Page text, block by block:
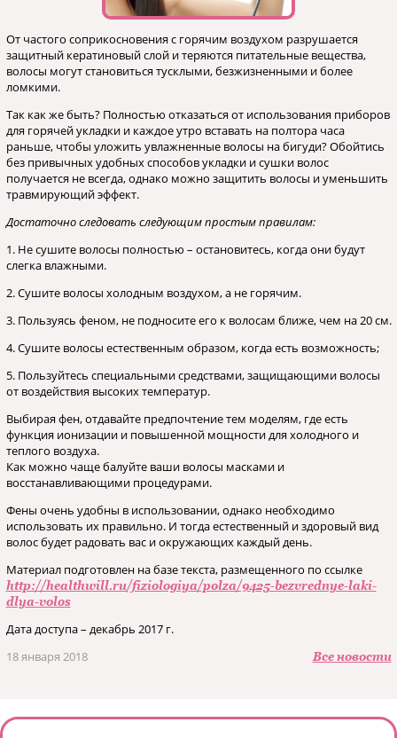
От частого соприкосновения с горячим воздухом разрушается
защитный кератиновый слой и теряются питательные вещества,
волосы могут становиться тусклыми, безжизненными и более
ломкими.
Так как же быть? Полностью отказаться от использования приборов
для горячей укладки и каждое утро вставать на полтора часа
раньше, чтобы уложить увлажненные волосы на бигуди? Обойтись
без привычных удобных способов укладки и сушки волос
получается не всегда, однако можно защитить волосы и уменьшить
травмирующий эффект.
Достаточно следовать следующим простым правилам:
1. Не сушите волосы полностью – остановитесь, когда они будут
слегка влажными.
2. Сушите волосы холодным воздухом, а не горячим.
3. Пользуясь феном, не подносите его к волосам ближе, чем на 20 см.
4. Сушите волосы естественным образом, когда есть возможность;
5. Пользуйтесь специальными средствами, защищающими волосы
от воздействия высоких температур.
Выбирая фен, отдавайте предпочтение тем моделям, где есть
функция ионизации и повышенной мощности для холодного и
теплого воздуха.
Как можно чаще балуйте ваши волосы масками и
восстанавливающими процедурами.
Фены очень удобны в использовании, однако необходимо
использовать их правильно. И тогда естественный и здоровый вид
волос будет радовать вас и окружающих каждый день.
Материал подготовлен на базе текста, размещенного по ссылке
http://healthwill.ru/­fiziologiya/polza/­9425-bezvrednye-laki-
dlya-volos
Дата доступа – декабрь 2017 г.
18 января 2018
Все новости